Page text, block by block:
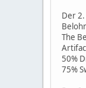
Der
The
50%
75%